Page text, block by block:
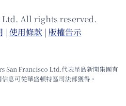
Ltd. All rights reserved.
| 使⽤條款 | 版權告⽰
San Francisco Ltd.代表星島新聞集團有
息可從華盛頓特區司法部獲得。